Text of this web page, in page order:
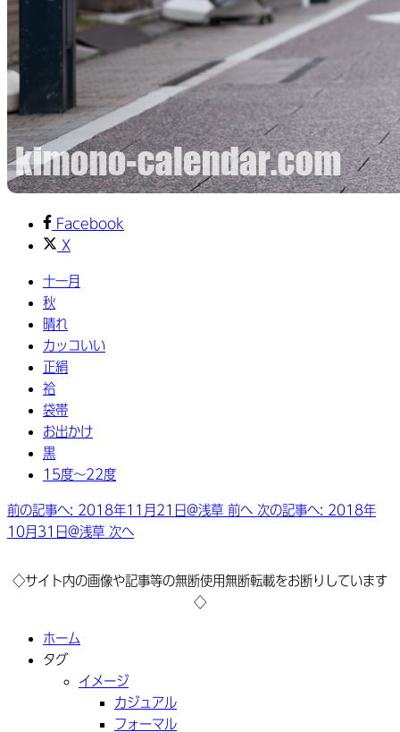
Facebook
X
十一月
秋
晴れ
カッコいい
正絹
袷
袋帯
お出かけ
黒
15度～22度
前の記事へ: 2018年11月21日@浅草 前へ 次の記事へ: 2018年
10月31日@浅草 次へ
◇サイト内の画像や記事等の無断使用無断転載をお断りしています
◇
ホーム
タグ
イメージ
カジュアル
フォーマル